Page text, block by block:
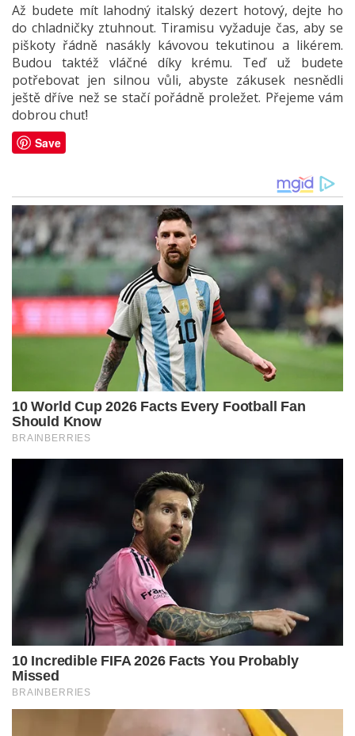
Až budete mít lahodný italský dezert hotový, dejte ho
do chladničky ztuhnout. Tiramisu vyžaduje čas, aby se
piškoty řádně nasákly kávovou tekutinou a likérem.
Budou taktéž vláčné díky krému. Teď už budete
potřebovat jen silnou vůli, abyste zákusek nesnědli
ještě dříve než se stačí pořádně proležet. Přejeme vám
dobrou chuť!
Save